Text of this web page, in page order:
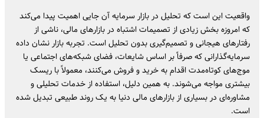
واقعیت این است که تحلیل در بازار سرمایه آن جایی اهمیت پیدا می‌کند
که امروزه بخش زیادی از تصمیمات اشتباه در بازارهای مالی، ناشی از
رفتارهای هیجانی و تصمیم‌گیری بدون تحلیل است. تجربه بازار نشان داده
سرمایه‌گذارانی که صرفاً بر اساس شایعات، فضای شبکه‌های اجتماعی یا
موج‌های کوتاه‌مدت اقدام به خرید و فروش می‌کنند، معمولاً با ریسک
بیشتری مواجه می‌شوند. به همین دلیل، استفاده از خدمات تحلیلی و
مشاوره‌ای در بسیاری از بازارهای مالی دنیا به یک روند طبیعی تبدیل شده
است.